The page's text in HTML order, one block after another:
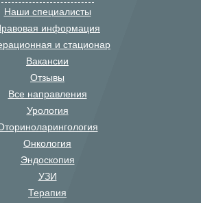
Наши специалисты
информация
и стационар
Вакансии
Отзывы
Все направления
Урология
Онкология
Эндоскопия
УЗИ
Терапия